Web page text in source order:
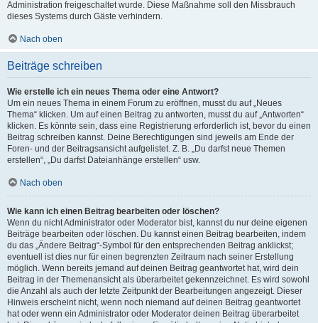
Administration freigeschaltet wurde. Diese Maßnahme soll den Missbrauch
dieses Systems durch Gäste verhindern.
Nach oben
Beiträge schreiben
Wie erstelle ich ein neues Thema oder eine Antwort?
Um ein neues Thema in einem Forum zu eröffnen, musst du auf „Neues
Thema“ klicken. Um auf einen Beitrag zu antworten, musst du auf „Antworten“
klicken. Es könnte sein, dass eine Registrierung erforderlich ist, bevor du einen
Beitrag schreiben kannst. Deine Berechtigungen sind jeweils am Ende der
Foren- und der Beitragsansicht aufgelistet. Z. B. „Du darfst neue Themen
erstellen“, „Du darfst Dateianhänge erstellen“ usw.
Nach oben
Wie kann ich einen Beitrag bearbeiten oder löschen?
Wenn du nicht Administrator oder Moderator bist, kannst du nur deine eigenen
Beiträge bearbeiten oder löschen. Du kannst einen Beitrag bearbeiten, indem
du das „Ändere Beitrag“-Symbol für den entsprechenden Beitrag anklickst;
eventuell ist dies nur für einen begrenzten Zeitraum nach seiner Erstellung
möglich. Wenn bereits jemand auf deinen Beitrag geantwortet hat, wird dein
Beitrag in der Themenansicht als überarbeitet gekennzeichnet. Es wird sowohl
die Anzahl als auch der letzte Zeitpunkt der Bearbeitungen angezeigt. Dieser
Hinweis erscheint nicht, wenn noch niemand auf deinen Beitrag geantwortet
hat oder wenn ein Administrator oder Moderator deinen Beitrag überarbeitet